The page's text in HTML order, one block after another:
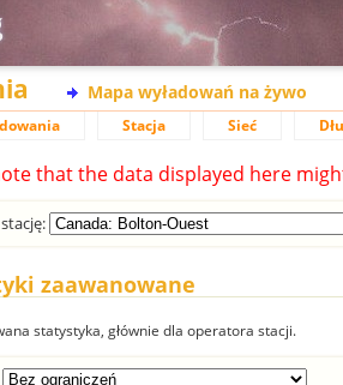
Mapa wyładowań na żywo
Stacja Sieć
that the data displayed here
zaawanowane
statystyka, głównie dla operatora stacji.